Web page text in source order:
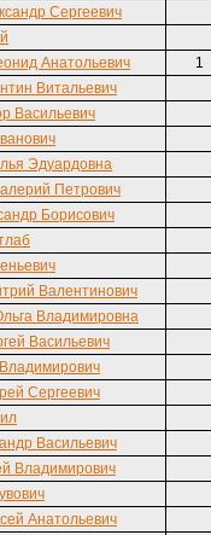
Сергеевич
Анатольевич
1
Витальевич
Васильевич
Эдуардовна
Петрович
Борисович
Валентинович
Владимировна
Васильевич
Сергеевич
Васильевич
Владимирович
Анатольевич